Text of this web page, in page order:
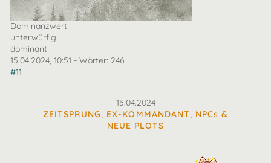
Dominanzwert
unterwürfig
dominant
15.04.2024, 10:51 - Wörter: 246
#11
15.04.2024
ZEITSPRUNG, EX-KOMMANDANT, NPCs &
NEUE PLOTS